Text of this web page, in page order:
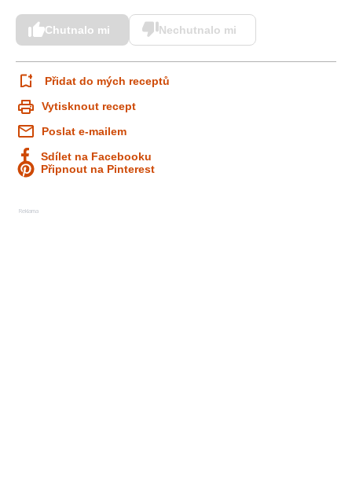
Chutnalo mi Nechutnalo mi
Přidat do mých receptů
Vytisknout recept
Poslat e-mailem
Sdílet na Facebooku
Připnout na Pinterest
Reklama